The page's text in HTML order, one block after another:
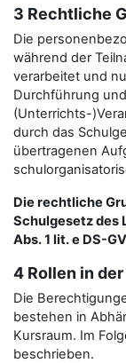
3 Rechtliche
Die
während der
verarbeitet und
Durchführung
(Unterrichts-
durch das
übertragenen
Die rechtliche
Schulgesetz des
Abs. 1 lit. e DS-
4 Rollen in
Die
bestehen in
Kursraum. Im
beschrieben.